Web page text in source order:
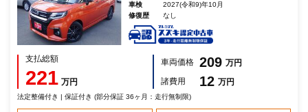
車検
2027(令和9)年10月
修復歴
なし
支払総額
221 万円
車両価格 209 万円
諸費用
12 万円
法定整備付き | 保証付き (部分保証 36ヶ月：走行無制限)